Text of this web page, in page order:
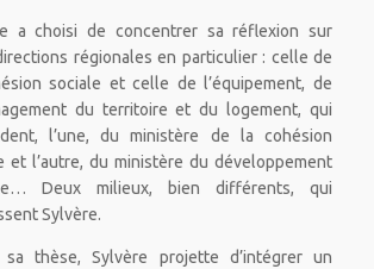
a choisi de concentrer sa réflexion sur
régionales en particulier : celle de
sociale et celle de l’équipement, de
du territoire et du logement, qui
l’une, du ministère de la cohésion
et l’autre, du ministère du développement
Deux milieux, bien différents, qui
Sylvère.
sa thèse, Sylvère projette d’intégrer un